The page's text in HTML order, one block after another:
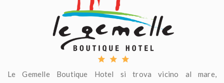
Le Gemelle Boutique Hotel si trova vicino al mare,